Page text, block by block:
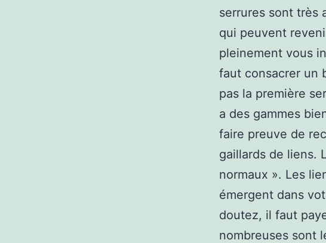
serrures sont très
qui peuvent
pleinement vous
faut consacrer un
pas la première
a des gammes
faire preuve de
gaillards de liens.
normaux ». Les
émergent dans
doutez, il faut
nombreuses sont